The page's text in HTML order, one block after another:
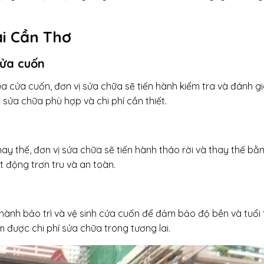
Cần Thơ
cuốn
cửa cuốn, đơn vị sửa chữa sẽ tiến hành kiểm tra và đánh
chữa phù hợp và chi phí cần thiết.
thế, đơn vị sửa chữa sẽ tiến hành tháo rời và thay thế
động trơn tru và an toàn.
bảo trì và vệ sinh cửa cuốn để đảm bảo độ bền và tuổi
được chi phí sửa chữa trong tương lai.